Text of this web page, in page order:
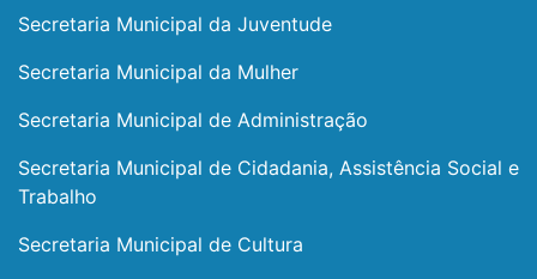
Secretaria Municipal da Juventude
Secretaria Municipal da Mulher
Secretaria Municipal de Administração
Secretaria Municipal de Cidadania, Assistência Social e
Trabalho
Secretaria Municipal de Cultura